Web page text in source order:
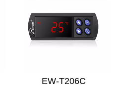
EW-T206C